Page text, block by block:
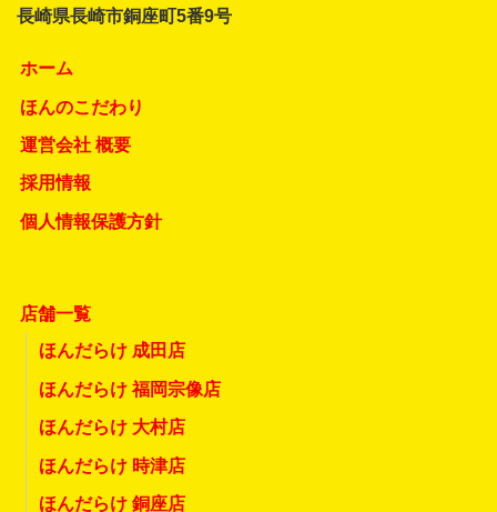
長崎県長崎市銅座町5番9号
ホーム
ほんのこだわり
運営会社 概要
採用情報
個人情報保護方針
店舗一覧
ほんだらけ 成田店
ほんだらけ 福岡宗像店
ほんだらけ 大村店
ほんだらけ 時津店
ほんだらけ 銅座店